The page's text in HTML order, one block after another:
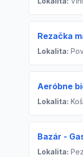
Rezačka
Lokalita:
Aeróbne
Lokalita:
Bazár -
Lokalita: